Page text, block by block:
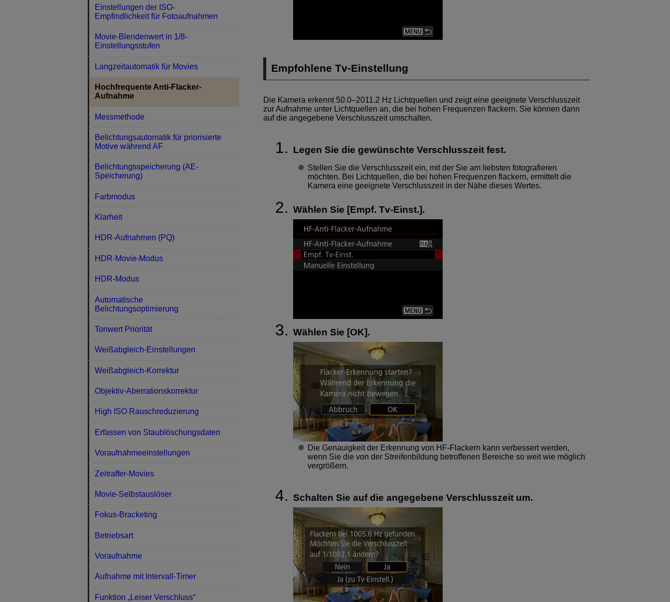
Empfohlene Tv-Einstellung
Die Kamera erkennt 50.0–2011.2 Hz Lichtquellen und zeigt eine geeignete Verschlusszeit
zur Aufnahme unter Lichtquellen an, die bei hohen Frequenzen flackern. Sie können dann
auf die angegebene Verschlusszeit umschalten.
Legen Sie die gewünschte Verschlusszeit fest.
Stellen Sie die Verschlusszeit ein, mit der Sie am liebsten fotografieren
möchten. Bei Lichtquellen, die bei hohen Frequenzen flackern, ermittelt die
Kamera eine geeignete Verschlusszeit in der Nähe dieses Wertes.
Wählen Sie [Empf. Tv-Einst.].
Wählen Sie [OK].
Die Genauigkeit der Erkennung von HF-Flackern kann verbessert werden,
wenn Sie die von der Streifenbildung betroffenen Bereiche so weit wie möglich
vergrößern.
Schalten Sie auf die angegebene Verschlusszeit um.
Einstellungen der ISO-
Empfindlichkeit für Fotoaufnahmen
Movie-Blendenwert in 1/8-
Einstellungsstufen
Langzeitautomatik für Movies
Hochfrequente Anti-Flacker-
Aufnahme
Messmethode
Belichtungsautomatik für priorisierte
Motive während AF
Belichtungsspeicherung (AE-
Speicherung)
Farbmodus
Klarheit
HDR-Aufnahmen (PQ)
HDR-Movie-Modus
HDR-Modus
Automatische
Belichtungsoptimierung
Tonwert Priorität
Weißabgleich-Einstellungen
Weißabgleich-Korrektur
Objektiv-Aberrationskorrektur
High ISO Rauschreduzierung
Erfassen von Staublöschungsdaten
Voraufnahmeeinstellungen
Zeitraffer-Movies
Movie-Selbstauslöser
Fokus-Bracketing
Betriebsart
Voraufnahme
Aufnahme mit Intervall-Timer
Funktion „Leiser Verschluss“